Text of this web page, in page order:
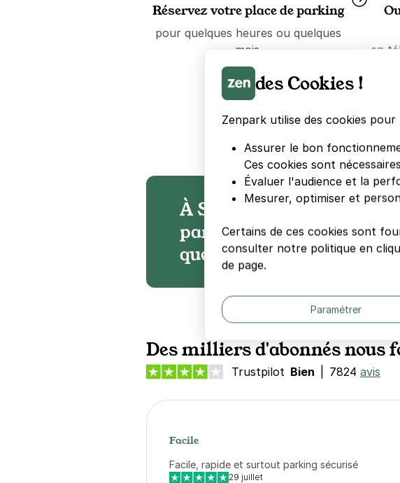
Réservez votre place de parking
pour quelques heures ou quelques
mois.
en
À Saint-Sébastien-sur-
parkings sont en
que la voirie
Des milliers d'abonnés nous
Trustpilot Bien 7824 avis
Facile
Facile, rapide et surtout parking sécurisé
29 juillet
des Cookies !
Zenpark utilise des cookies
Assurer le bon
Ces cookies sont
Évaluer l'audience et la
Mesurer, optimiser et
Certains de ces cookies sont
consulter notre politique en
de page.
Paramétrer